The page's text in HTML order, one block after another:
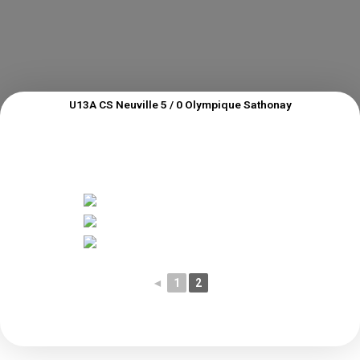
U13A CS Neuville 5 / 0 Olympique Sathonay
◄ 1 2